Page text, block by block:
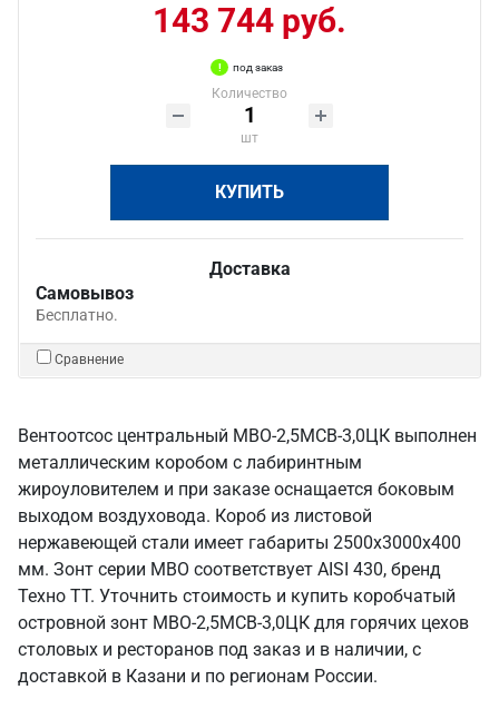
143 744 руб.
под заказ
Количество
шт
КУПИТЬ
Доставка
Самовывоз
Бесплатно.
Сравнение
Вентоотсос центральный МВО-2,5МСВ-3,0ЦК выполнен
металлическим коробом с лабиринтным
жироуловителем и при заказе оснащается боковым
выходом воздуховода. Короб из листовой
нержавеющей стали имеет габариты 2500х3000х400
мм. Зонт серии МВО соответствует AISI 430, бренд
Техно ТТ. Уточнить стоимость и купить коробчатый
островной зонт МВО-2,5МСВ-3,0ЦК для горячих цехов
столовых и ресторанов под заказ и в наличии, с
доставкой в Казани и по регионам России.